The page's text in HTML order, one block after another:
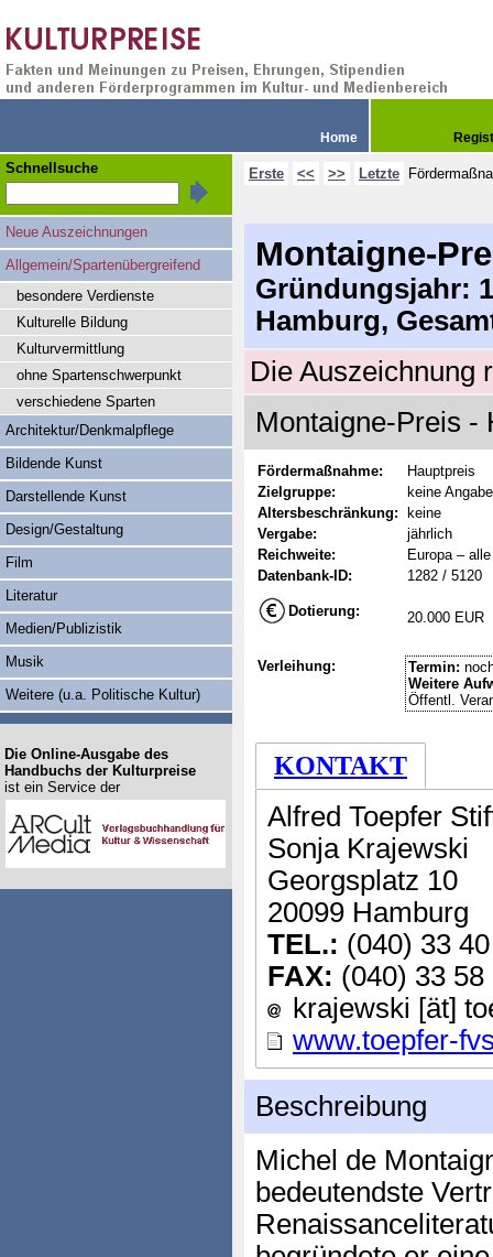
Home
Erste << >> Letzte
Montaigne-
Gründungsjahr:
Hamburg,
Die Auszeichnung
Montaigne-Preis -
Fördermaßnahme:
Hauptpreis
Zielgruppe:
keine Angabe
Altersbeschränkung:
keine
Vergabe:
jährlich
Reichweite:
Europa –
Datenbank-ID:
1282 / 5120
Dotierung: 20.000 EUR
Verleihung: Termin:
Weitere
Öffentl.
KONTAKT
Alfred Toepfer
Sonja Krajewski
Georgsplatz 10
20099 Hamburg
TEL.: (040) 33
FAX: (040) 33 58
krajewski [ät]
www.toepfer-
Beschreibung
Michel de
bedeutendste
Schnellsuche
Neue Auszeichnungen
Allgemein/Spartenübergreifend
besondere Verdienste
Kulturelle Bildung
Kulturvermittlung
ohne Spartenschwerpunkt
verschiedene Sparten
Architektur/Denkmalpflege
Bildende Kunst
Darstellende Kunst
Design/Gestaltung
Film
Literatur
Medien/Publizistik
Musik
Weitere (u.a. Politische Kultur)
Die Online-Ausgabe des
Handbuchs der Kulturpreise
ist ein Service der